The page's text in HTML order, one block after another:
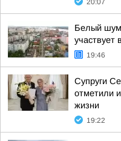
20:07
Белый
участвует
19:46
Супруги
отметили
жизни
19:22